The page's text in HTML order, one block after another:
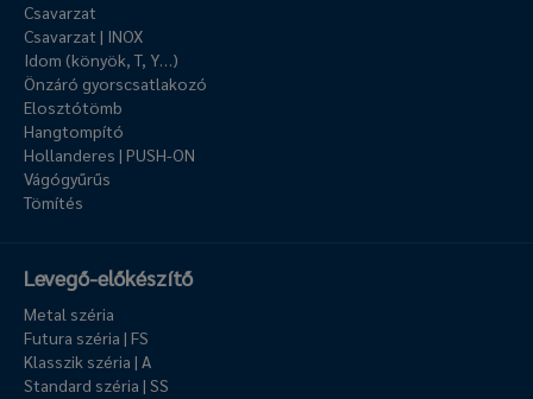
Csavarzat
Csavarzat | INOX
Idom (könyök, T, Y…)
Önzáró gyorscsatlakozó
Elosztótömb
Hangtompító
Hollanderes | PUSH-ON
Vágógyűrűs
Tömítés
Levegő-előkészítő
Metal széria
Futura széria | FS
Klasszik széria | A
Standard széria | SS